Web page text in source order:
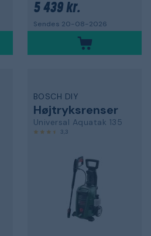
5 439 kr.
Sendes 20-08-2026
BOSCH DIY
Højtryksrenser
Universal Aquatak 135
3,3